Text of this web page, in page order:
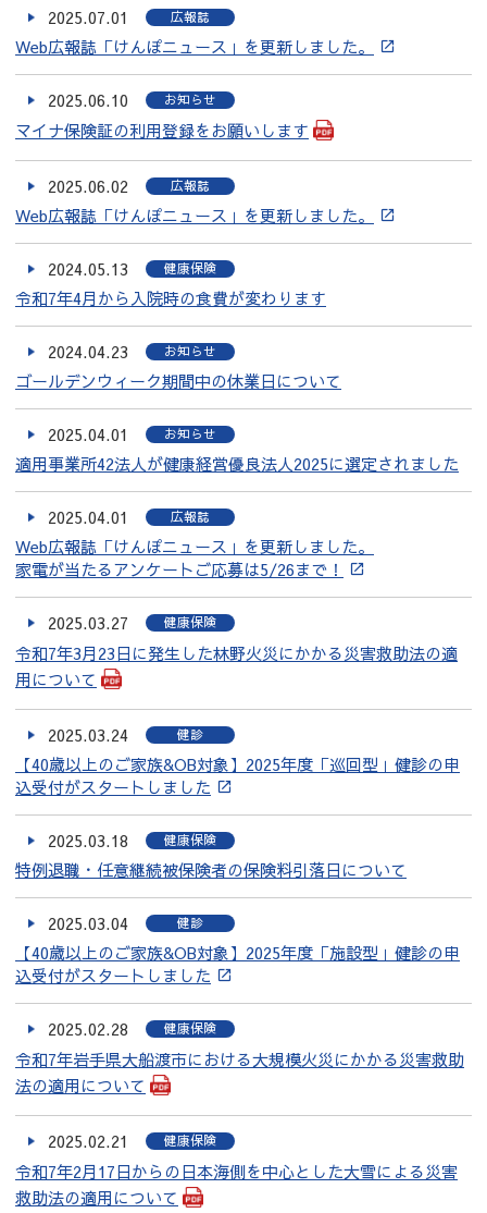
2025.07.01 広報誌
Web広報誌「けんぽニュース」を更新しました。
2025.06.10 お知らせ
マイナ保険証の利用登録をお願いします
2025.06.02 広報誌
Web広報誌「けんぽニュース」を更新しました。
2024.05.13 健康保険
令和7年4月から入院時の食費が変わります
2024.04.23 お知らせ
ゴールデンウィーク期間中の休業日について
2025.04.01 お知らせ
適用事業所42法人が健康経営優良法人2025に選定されました
2025.04.01 広報誌
Web広報誌「けんぽニュース」を更新しました。
家電が当たるアンケートご応募は5/26まで！
2025.03.27 健康保険
令和7年3月23日に発生した林野火災にかかる災害救助法の適
用について
2025.03.24 健診
【40歳以上のご家族&OB対象】2025年度「巡回型」健診の申
込受付がスタートしました
2025.03.18 健康保険
特例退職・任意継続被保険者の保険料引落日について
2025.03.04 健診
【40歳以上のご家族&OB対象】2025年度「施設型」健診の申
込受付がスタートしました
2025.02.28 健康保険
令和7年岩手県大船渡市における大規模火災にかかる災害救助
法の適用について
2025.02.21 健康保険
令和7年2月17日からの日本海側を中心とした大雪による災害
救助法の適用について